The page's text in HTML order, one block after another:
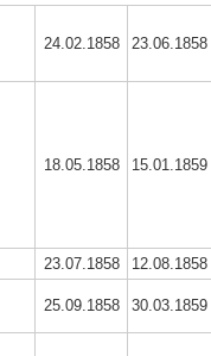
24.02.1858 23.06.1858
18.05.1858 15.01.1859
23.07.1858
12.08.1858
25.09.1858 30.03.1859